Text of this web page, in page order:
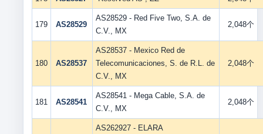
179 AS28529
AS28529 - Red Five Two, S.A. de
C.V., MX
2,048个
180 AS28537
AS28537 - Mexico Red de
Telecomunicaciones, S. de R.L. de
C.V., MX
2,048个
181 AS28541
AS28541 - Mega Cable, S.A. de
C.V., MX
2,048个
AS262927 - ELARA